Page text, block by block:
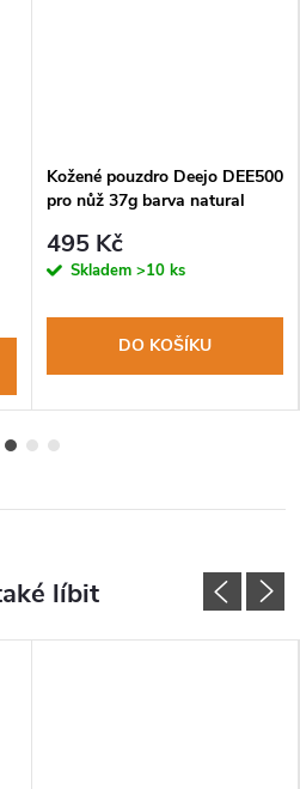
Kožené pouzdro Deejo DEE500
pro nůž 37g barva natural
495 Kč
Skladem >10 ks
DO KOŠÍKU